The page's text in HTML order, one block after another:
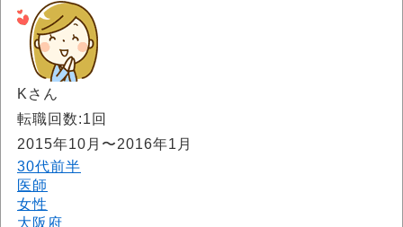
Kさん
転職回数:1回
2015年10月〜2016年1月
30代前半
医師
女性
大阪府